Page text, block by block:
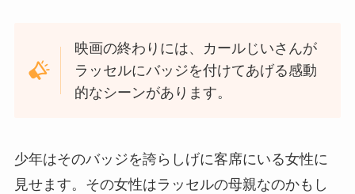
映画の終わりには、カールじいさんが
ラッセルにバッジを付けてあげる感動
的なシーンがあります。
少年はそのバッジを誇らしげに客席にいる女性に
見せます。その女性はラッセルの母親なのかもし